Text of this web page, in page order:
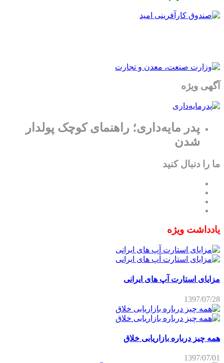
آگهی ویژه
پدر مایه‌داری؛ راهنمای کوچک پولدار
شدن
ما را دنبال کنید
یادداشت ویژه
مزایای استارت آپ های ایرانی
1397/07/28
همه چیز درباره بازاریابی خلاق
1397/07/01